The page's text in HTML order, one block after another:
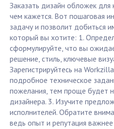
Заказать дизайн обложек
чем кажется. Вот пошаговая
задачу и позволит добиться
который вы хотите: 1.
сформулируйте, что вы
решение, стиль, ключевые
Зарегистрируйтесь на
подробное техническое
пожелания, тем проще будет
дизайнера. 3. Изучите
исполнителей. Обратите
ведь опыт и репутация важнее